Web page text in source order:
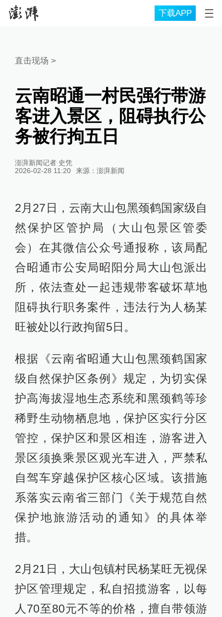
下载APP
直击现场 >
云南昭通一村民强行带游
客进入景区，阻碍执行公
务被行拘五日
澎湃新闻记者 史凭
2026-02-28 11:20
来源： 澎湃新闻
2月27日，云南大山包黑颈鹤国家级自
然保护区管护局（大山包景区管委
会）在其微信公众号通报称，该局配
合昭通市公安局昭阳分局大山包派出
所，依法查处一起违规带客破坏草地
阻碍执行职务案件，违法行为人杨某
旺被处以行政拘留5日。
根据《云南省昭通大山包黑颈鹤国家
级自然保护区条例》规定，为切实保
护高海拔湿地生态系统和黑颈鹤等珍
稀野生动物栖息地，保护区实行分区
管控，保护区和景区相连，游客进入
景区须换乘景区观光车进入，严禁私
自驾车穿越保护区核心区域。该措施
系落实云南省三部门《关于规范自然
保护地旅游活动的通知》的具体举
措。
2月21日，大山包镇村民杨某旺无视保
护区管理规定，私自招揽游客，以每
人70至80元不等的价格，擅自带领游